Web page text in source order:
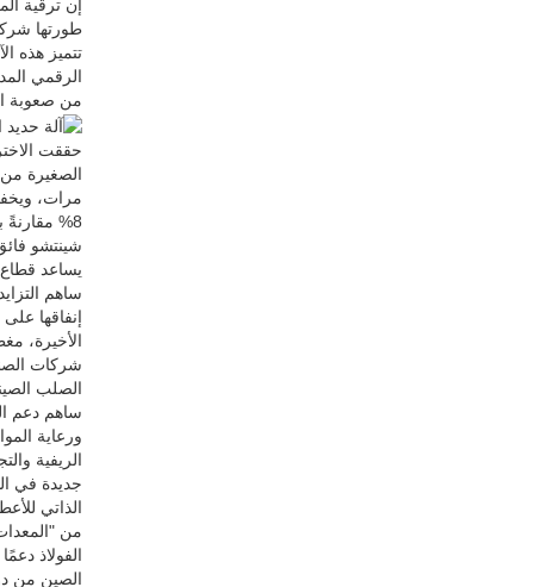
طورتها
من صعوبة
حققت
يساعد قطاع
شركات
الصلب
ساهم دعم
ورعاية
الريفية
جديدة في
الذاتي
من
الفولاذ
الصين من